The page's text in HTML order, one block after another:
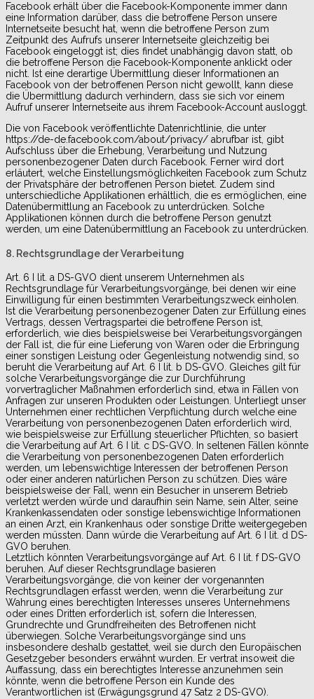
Facebook erhält über die Facebook-Komponente immer dann
eine Information darüber, dass die betroffene Person unsere
Internetseite besucht hat, wenn die betroffene Person zum
Zeitpunkt des Aufrufs unserer Internetseite gleichzeitig bei
Facebook eingeloggt ist; dies findet unabhängig davon statt, ob
die betroffene Person die Facebook-Komponente anklickt oder
nicht. Ist eine derartige Übermittlung dieser Informationen an
Facebook von der betroffenen Person nicht gewollt, kann diese
die Übermittlung dadurch verhindern, dass sie sich vor einem
Aufruf unserer Internetseite aus ihrem Facebook-Account ausloggt.
Die von Facebook veröffentlichte Datenrichtlinie, die unter
https://de-de.facebook.com/about/privacy/ abrufbar ist, gibt
Aufschluss über die Erhebung, Verarbeitung und Nutzung
personenbezogener Daten durch Facebook. Ferner wird dort
erläutert, welche Einstellungsmöglichkeiten Facebook zum Schutz
der Privatsphäre der betroffenen Person bietet. Zudem sind
unterschiedliche Applikationen erhältlich, die es ermöglichen, eine
Datenübermittlung an Facebook zu unterdrücken. Solche
Applikationen können durch die betroffene Person genutzt
werden, um eine Datenübermittlung an Facebook zu unterdrücken.
8. Rechtsgrundlage der Verarbeitung
Art. 6 I lit. a DS-GVO dient unserem Unternehmen als
Rechtsgrundlage für Verarbeitungsvorgänge, bei denen wir eine
Einwilligung für einen bestimmten Verarbeitungszweck einholen.
Ist die Verarbeitung personenbezogener Daten zur Erfüllung eines
Vertrags, dessen Vertragspartei die betroffene Person ist,
erforderlich, wie dies beispielsweise bei Verarbeitungsvorgängen
der Fall ist, die für eine Lieferung von Waren oder die Erbringung
einer sonstigen Leistung oder Gegenleistung notwendig sind, so
beruht die Verarbeitung auf Art. 6 I lit. b DS-GVO. Gleiches gilt für
solche Verarbeitungsvorgänge die zur Durchführung
vorvertraglicher Maßnahmen erforderlich sind, etwa in Fällen von
Anfragen zur unseren Produkten oder Leistungen. Unterliegt unser
Unternehmen einer rechtlichen Verpflichtung durch welche eine
Verarbeitung von personenbezogenen Daten erforderlich wird,
wie beispielsweise zur Erfüllung steuerlicher Pflichten, so basiert
die Verarbeitung auf Art. 6 I lit. c DS-GVO. In seltenen Fällen könnte
die Verarbeitung von personenbezogenen Daten erforderlich
werden, um lebenswichtige Interessen der betroffenen Person
oder einer anderen natürlichen Person zu schützen. Dies wäre
beispielsweise der Fall, wenn ein Besucher in unserem Betrieb
verletzt werden würde und daraufhin sein Name, sein Alter, seine
Krankenkassendaten oder sonstige lebenswichtige Informationen
an einen Arzt, ein Krankenhaus oder sonstige Dritte weitergegeben
werden müssten. Dann würde die Verarbeitung auf Art. 6 I lit. d DS-
GVO beruhen.
Letztlich könnten Verarbeitungsvorgänge auf Art. 6 I lit. f DS-GVO
beruhen. Auf dieser Rechtsgrundlage basieren
Verarbeitungsvorgänge, die von keiner der vorgenannten
Rechtsgrundlagen erfasst werden, wenn die Verarbeitung zur
Wahrung eines berechtigten Interesses unseres Unternehmens
oder eines Dritten erforderlich ist, sofern die Interessen,
Grundrechte und Grundfreiheiten des Betroffenen nicht
überwiegen. Solche Verarbeitungsvorgänge sind uns
insbesondere deshalb gestattet, weil sie durch den Europäischen
Gesetzgeber besonders erwähnt wurden. Er vertrat insoweit die
Auffassung, dass ein berechtigtes Interesse anzunehmen sein
könnte, wenn die betroffene Person ein Kunde des
Verantwortlichen ist (Erwägungsgrund 47 Satz 2 DS-GVO).